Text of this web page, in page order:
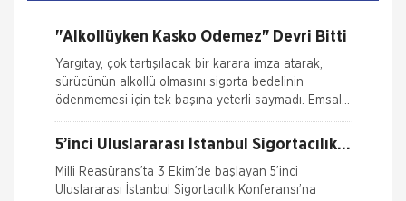
Kasko Hasar Dosyasında İstenilen Bilgiler
Kaza Tespit Tutanağı
Nakliye Hasarı İçin Gerekli Bilgiler
"Alkollüyken Kasko Ödemez" Devri Bitti
Yargıtay, çok tartışılacak bir karara imza atarak,
sürücünün alkollü olmasını sigorta bedelinin
ödenmemesi için tek başına yeterli saymadı. Emsal
o
5’inci Uluslararası İstanbul Sigortacılık
Konferansı Milli Reasürans’ta yapıldı.
Milli Reasürans’ta 3 Ekim’de başlayan 5’inci
Uluslararası İstanbul Sigortacılık Konferansı’na